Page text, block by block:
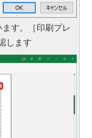
す。［印刷プレ
します